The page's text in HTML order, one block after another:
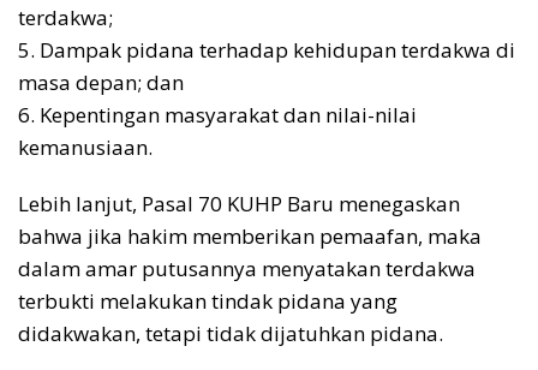
terdakwa;
5. Dampak pidana terhadap kehidupan terdakwa di
masa depan; dan
6. Kepentingan masyarakat dan nilai-nilai
kemanusiaan.
Lebih lanjut, Pasal 70 KUHP Baru menegaskan
bahwa jika hakim memberikan pemaafan, maka
dalam amar putusannya menyatakan terdakwa
terbukti melakukan tindak pidana yang
didakwakan, tetapi tidak dijatuhkan pidana.